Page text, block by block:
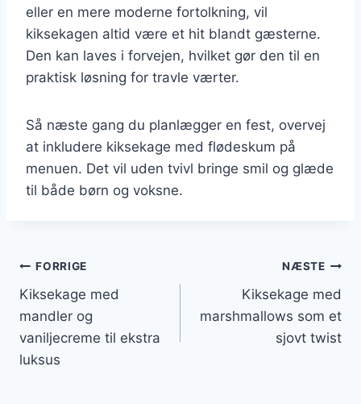
eller en mere moderne fortolkning, vil
kiksekagen altid være et hit blandt gæsterne.
Den kan laves i forvejen, hvilket gør den til en
praktisk løsning for travle værter.
Så næste gang du planlægger en fest, overvej
at inkludere kiksekage med flødeskum på
menuen. Det vil uden tvivl bringe smil og glæde
til både børn og voksne.
Indlægsnavigation
FORRIGE
Kiksekage med
mandler og
vaniljecreme til ekstra
luksus
NÆSTE
Kiksekage med
marshmallows som et
sjovt twist